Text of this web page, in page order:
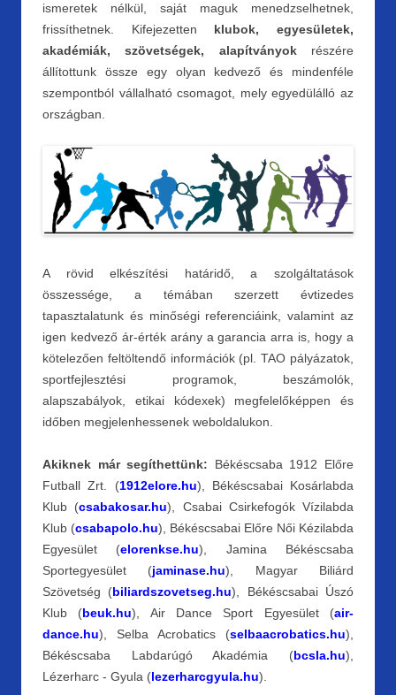
ismeretek nélkül, saját maguk menedzselhetnek,
frissíthetnek. Kifejezetten klubok, egyesületek,
akadémiák, szövetségek, alapítványokrészére
állítottunk össze egy olyan kedvező és mindenféle
szempontból vállalható csomagot, mely egyedülálló az
országban.
A rövid elkészítési határidő, a szolgáltatások
összessége, a témában szerzett évtizedes
tapasztalatunk és minőségi referenciáink, valamint az
igen kedvező ár-érték arány a garancia arra is, hogy a
kötelezően feltöltendő információk (pl. TAO pályázatok,
sportfejlesztési programok, beszámolók,
alapszabályok, etikai kódexek) megfelelőképpen és
időben megjelenhessenek weboldalukon.
Akiknek már segíthettünk: Békéscsaba 1912 Előre
Futball Zrt. (1912elore.hu), Békéscsabai Kosárlabda
Klub (csabakosar.hu), Csabai Csirkefogók Vízilabda
Klub (csabapolo.hu), Békéscsabai Előre Női Kézilabda
Egyesület (elorenkse.hu), Jamina Békéscsaba
Sportegyesület (jaminase.hu), Magyar Biliárd
Szövetség (biliardszovetseg.hu), Békéscsabai Úszó
Klub (beuk.hu), Air Dance Sport Egyesület (air-
dance.hu), Selba Acrobatics (selbaacrobatics.hu),
Békéscsaba Labdarúgó Akadémia (bcsla.hu),
Lézerharc - Gyula (lezerharcgyula.hu).